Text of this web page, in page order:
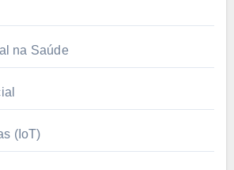
na Saúde
(IoT)